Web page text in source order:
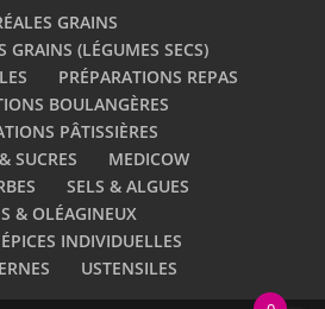
GRAINS
GRAINS (LÉGUMES SECS)
PRÉPARATIONS REPAS
BOULANGÈRES
PÂTISSIÈRES
SUCRES
MEDICOW
SELS & ALGUES
& OLÉAGINEUX
INDIVIDUELLES
USTENSILES